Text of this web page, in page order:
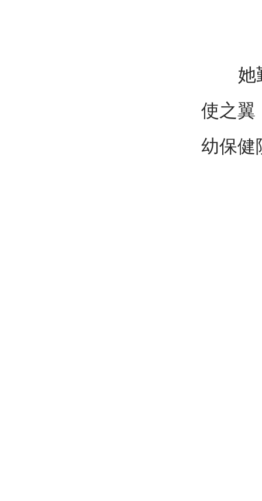
她勤
使之翼
幼保健